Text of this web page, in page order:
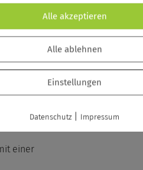
einer
Alle akzeptieren
Alle ablehnen
Einstellungen
Datenschutz Impressum